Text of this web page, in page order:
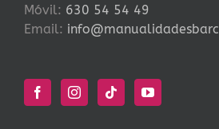
Móvil: 630 54 54 49
Email: